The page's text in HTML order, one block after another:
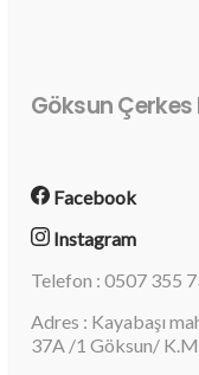
Göksun
Facebook
Instagram
Telefon : 0507 355
Adres : Kayabaşı
37A /1 Göksun/